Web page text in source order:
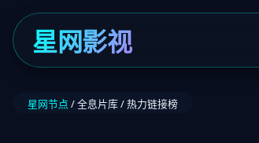
星网影视
星网节点 / 全息片库 / 热力链接榜